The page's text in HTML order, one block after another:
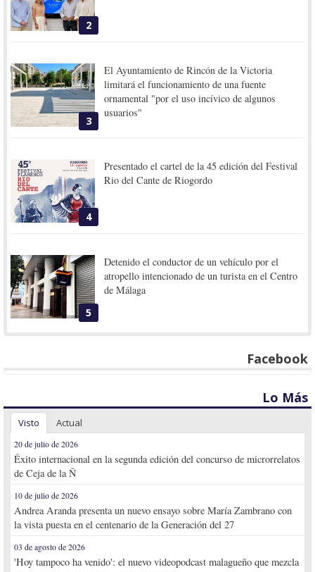
2
3
El Ayuntamiento de Rincón de la Victoria
limitará el funcionamiento de una fuente
ornamental "por el uso incívico de algunos
usuarios"
4
Presentado el cartel de la 45 edición del Festival
Rio del Cante de Riogordo
5
Detenido el conductor de un vehículo por el
atropello intencionado de un turista en el Centro
de Málaga
Facebook
Lo Más
Visto Actual
20 de julio de 2026
Éxito internacional en la segunda edición del concurso de microrrelatos
de Ceja de la Ñ
10 de julio de 2026
Andrea Aranda presenta un nuevo ensayo sobre María Zambrano con
la vista puesta en el centenario de la Generación del 27
03 de agosto de 2026
'Hoy tampoco ha venido': el nuevo videopodcast malagueño que mezcla